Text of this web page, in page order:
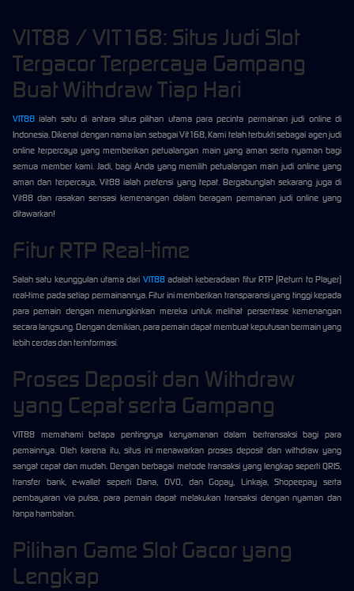
VIT88 / VIT168: Situs Judi Slot
Tergacor Terpercaya Gampang
Buat Withdraw Tiap Hari
VIT88 ialah satu di antara situs pilihan utama para pecinta permainan judi online di
Indonesia. Dikenal dengan nama lain sebagai Vit168, Kami telah terbukti sebagai agen judi
online terpercaya yang memberikan petualangan main yang aman serta nyaman bagi
semua member kami. Jadi, bagi Anda yang memilih petualangan main judi online yang
aman dan terpercaya, Vit88 ialah prefensi yang tepat. Bergabunglah sekarang juga di
Vit88 dan rasakan sensasi kemenangan dalam beragam permainan judi online yang
ditawarkan!
Fitur RTP Real-time
Salah satu keunggulan utama dari VIT88adalah keberadaan fitur RTP (Return to Player)
real-time pada setiap permainannya. Fitur ini memberikan transparansi yang tinggi kepada
para pemain dengan memungkinkan mereka untuk melihat persentase kemenangan
secara langsung. Dengan demikian, para pemain dapat membuat keputusan bermain yang
lebih cerdas dan terinformasi.
Proses Deposit dan Withdraw
yang Cepat serta Gampang
VIT88 memahami betapa pentingnya kenyamanan dalam bertransaksi bagi para
pemainnya. Oleh karena itu, situs ini menawarkan proses deposit dan withdraw yang
sangat cepat dan mudah. Dengan berbagai metode transaksi yang lengkap seperti QRIS,
transfer bank, e-wallet seperti Dana, OVO, dan Gopay, Linkaja, Shopeepay serta
pembayaran via pulsa, para pemain dapat melakukan transaksi dengan nyaman dan
tanpa hambatan.
Pilihan Game Slot Gacor yang
Lengkap